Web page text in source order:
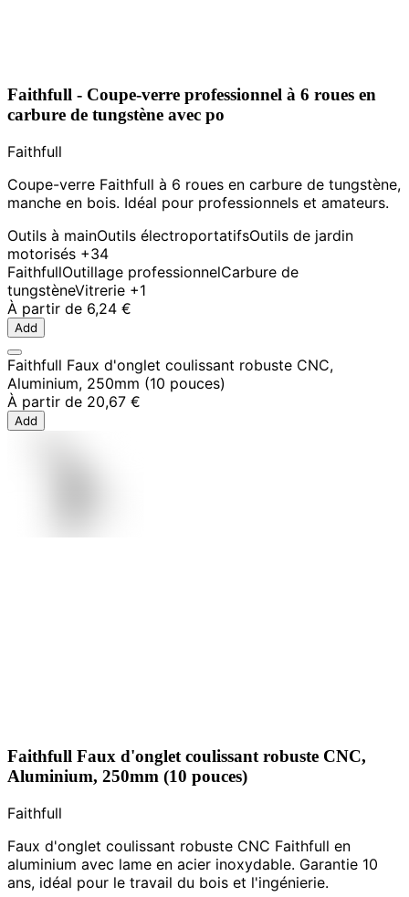
Faithfull - Coupe-verre professionnel à 6 roues en
carbure de tungstène avec po
Faithfull
Coupe-verre Faithfull à 6 roues en carbure de tungstène,
manche en bois. Idéal pour professionnels et amateurs.
Outils à mainOutils électroportatifsOutils de jardin
motorisés +34
FaithfullOutillage professionnelCarbure de
tungstèneVitrerie +1
À partir de 6,24 €
Add
Faithfull Faux d'onglet coulissant robuste CNC,
Aluminium, 250mm (10 pouces)
À partir de 20,67 €
Add
Faithfull Faux d'onglet coulissant robuste CNC,
Aluminium, 250mm (10 pouces)
Faithfull
Faux d'onglet coulissant robuste CNC Faithfull en
aluminium avec lame en acier inoxydable. Garantie 10
ans, idéal pour le travail du bois et l'ingénierie.